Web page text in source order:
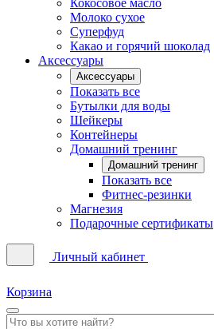
Молоко сухое
Суперфуд
Какао и горячий шоколад
Аксессуары
Аксессуары
Показать все
Бутылки для воды
Шейкеры
Контейнеры
Домашний тренинг
Домашний тренинг
Показать все
Фитнес-резинки
Магнезия
Подарочные сертификаты
Личный кабинет
Корзина